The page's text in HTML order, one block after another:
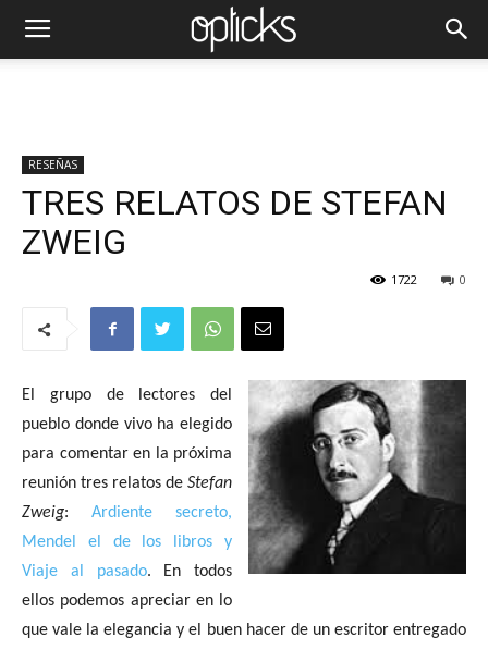
RESEÑAS
TRES RELATOS DE STEFAN
ZWEIG
0
1722
El grupo de lectores del
pueblo donde vivo ha elegido
para comentar en la próxima
reunión tres relatos de Stefan
Zweig: Ardiente secreto,
Mendel el de los libros y
Viaje al pasado. En todos
ellos podemos apreciar en lo
que vale la elegancia y el buen hacer de un escritor entregado